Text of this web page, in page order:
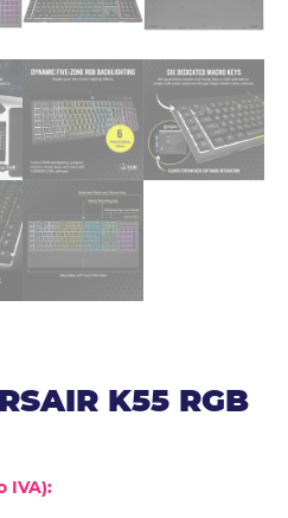
K55 RGB
IVA):